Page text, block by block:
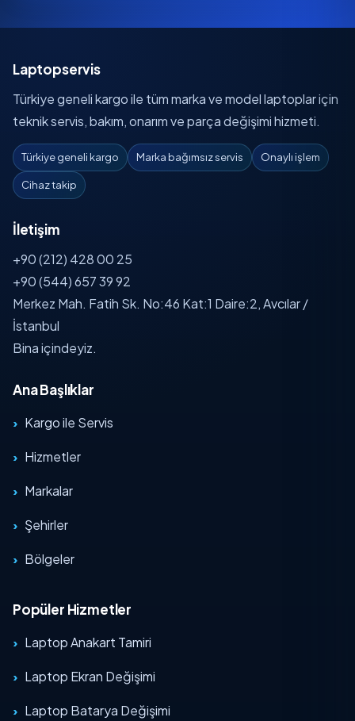
Laptopservis
Türkiye geneli kargo ile tüm marka ve model laptoplar için
teknik servis, bakım, onarım ve parça değişimi hizmeti.
Türkiye geneli kargo Marka bağımsız servis Onaylı işlem
Cihaz takip
İletişim
+90 (212) 428 00 25
+90 (544) 657 39 92
Merkez Mah. Fatih Sk. No:46 Kat:1 Daire:2, Avcılar /
İstanbul
Bina içindeyiz.
Ana Başlıklar
Kargo ile Servis
Hizmetler
Markalar
Şehirler
Bölgeler
Popüler Hizmetler
Laptop Anakart Tamiri
Laptop Ekran Değişimi
Laptop Batarya Değişimi